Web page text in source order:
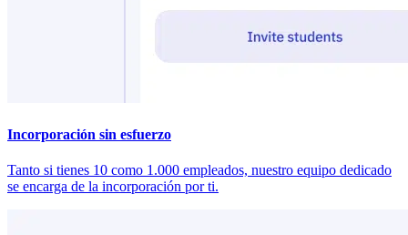
Incorporación sin esfuerzo
Tanto si tienes 10 como 1.000 empleados, nuestro equipo dedicado
se encarga de la incorporación por ti.